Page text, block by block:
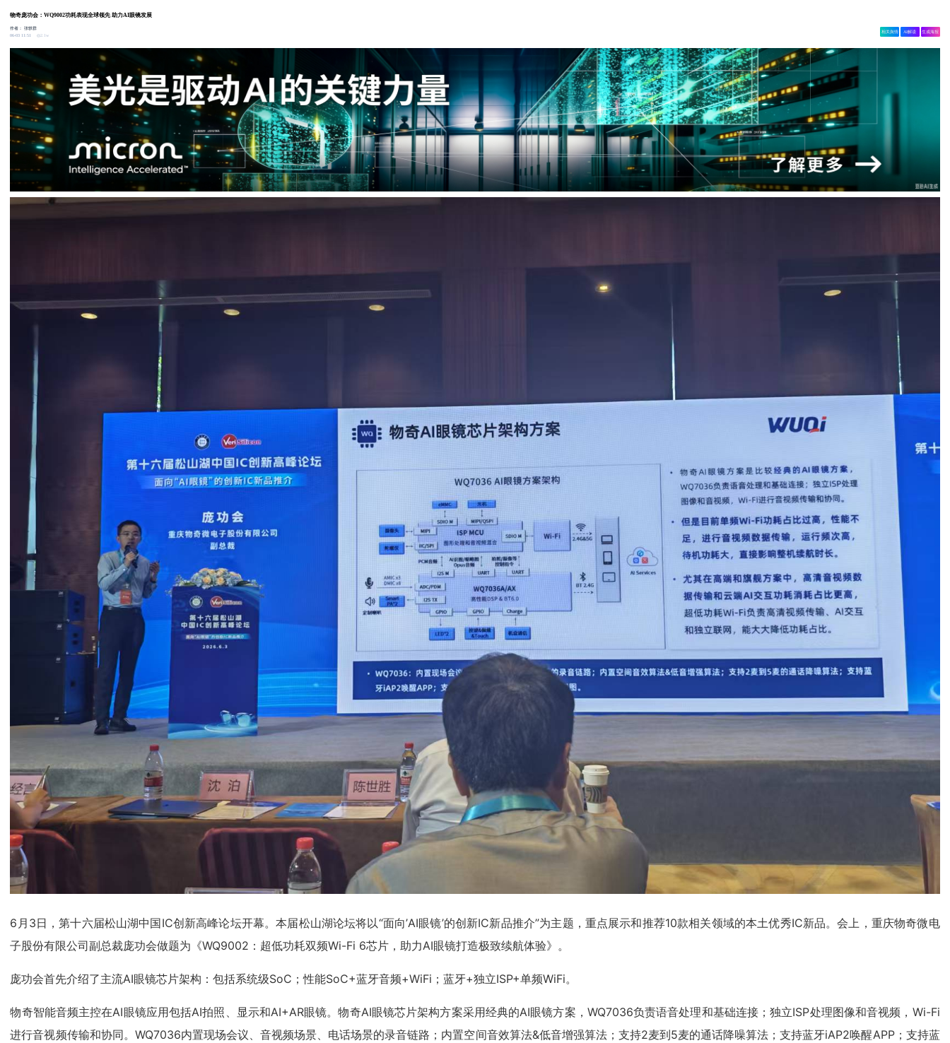
物奇庞功会：WQ9002功耗表现全球领先 助力AI眼镜发展
作者：张轶群
06-03 11:51
2.1w
相关舆情 AI解读 生成海报
6月3日，第十六届松山湖中国IC创新高峰论坛开幕。本届松山湖论坛将以“面向’AI眼镜’的创新IC新品推介”为主题，重点展示和推荐10款相关领域的本土优秀IC新品。会上，重庆物奇微电
子股份有限公司副总裁庞功会做题为《WQ9002：超低功耗双频Wi-Fi 6芯片，助力AI眼镜打造极致续航体验》。
庞功会首先介绍了主流AI眼镜芯片架构：包括系统级SoC；性能SoC+蓝牙音频+WiFi；蓝牙+独立ISP+单频WiFi。
物奇智能音频主控在AI眼镜应用包括AI拍照、显示和AI+AR眼镜。物奇AI眼镜芯片架构方案采用经典的AI眼镜方案，WQ7036负责语音处理和基础连接；独立ISP处理图像和音视频，Wi-Fi
进行音视频传输和协同。WQ7036内置现场会议、音视频场景、电话场景的录音链路；内置空间音效算法&低音增强算法；支持2麦到5麦的通话降噪算法；支持蓝牙iAP2唤醒APP；支持蓝